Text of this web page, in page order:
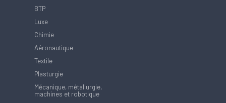
BTP
Luxe
Chimie
Aéronautique
Textile
Plasturgie
Mécanique, métallurgie,
machines et robotique